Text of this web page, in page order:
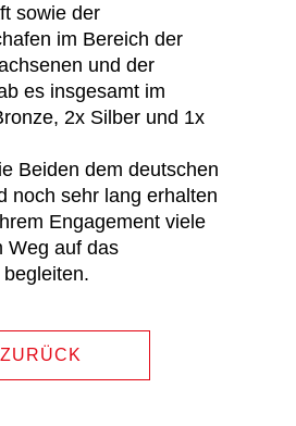
sowie der
im Bereich der
und der
es insgesamt im
2x Silber und 1x
Beiden dem deutschen
noch sehr lang erhalten
Engagement viele
Weg auf das
ZURÜCK